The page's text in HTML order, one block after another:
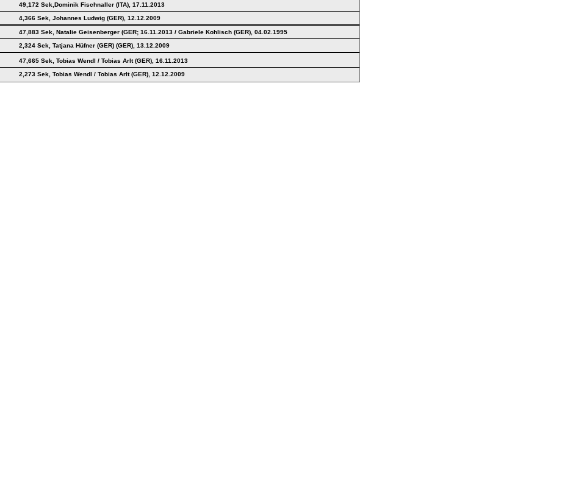
49,172 Sek,Dominik Fischnaller (ITA), 17.11.2013
4,366 Sek, Johannes Ludwig (GER), 12.12.2009
47,883 Sek, Natalie Geisenberger (GER; 16.11.2013 / Gabriele Kohlisch (GER), 04.02.1995
2,324 Sek, Tatjana Hüfner (GER) (GER), 13.12.2009
47,665 Sek, Tobias Wendl / Tobias Arlt (GER), 16.11.2013
2,273 Sek, Tobias Wendl / Tobias Arlt (GER), 12.12.2009